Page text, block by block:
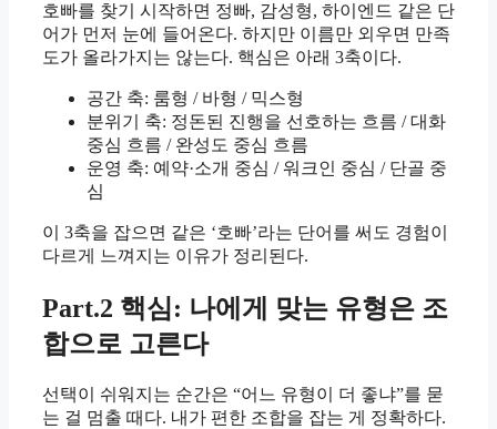
호빠를 찾기 시작하면 정빠, 감성형, 하이엔드 같은 단
어가 먼저 눈에 들어온다. 하지만 이름만 외우면 만족
도가 올라가지는 않는다. 핵심은 아래 3축이다.
공간 축: 룸형 / 바형 / 믹스형
분위기 축: 정돈된 진행을 선호하는 흐름 / 대화
중심 흐름 / 완성도 중심 흐름
운영 축: 예약·소개 중심 / 워크인 중심 / 단골 중
심
이 3축을 잡으면 같은 ‘호빠’라는 단어를 써도 경험이
다르게 느껴지는 이유가 정리된다.
Part.2 핵심: 나에게 맞는 유형은 조
합으로 고른다
선택이 쉬워지는 순간은 “어느 유형이 더 좋냐”를 묻
는 걸 멈출 때다. 내가 편한 조합을 잡는 게 정확하다.